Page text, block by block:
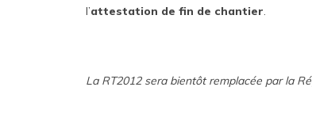
l’attestation de fin de chantier
La RT2012 sera bientôt remplacée par la